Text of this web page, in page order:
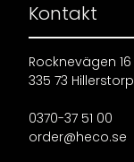
Kontakt
Rocknevägen 16
335 73 Hillerstorp
0370-37 51 00
order@heco.se